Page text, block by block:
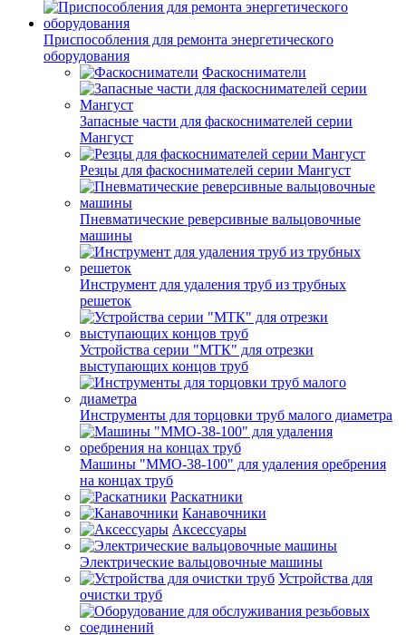
Приспособления для ремонта энергетического
оборудования
Фаскосниматели
Запасные части для фаскоснимателей серии
Мангуст
Резцы для фаскоснимателей серии Мангуст
Пневматические реверсивные вальцовочные
машины
Инструмент для удаления труб из трубных
решеток
Устройства серии "МТК" для отрезки
выступающих концов труб
Инструменты для торцовки труб малого диаметра
Машины "ММО-38-100" для удаления оребрения
на концах труб
Раскатники
Канавочники
Аксессуары
Электрические вальцовочные машины
Устройства для
очистки труб